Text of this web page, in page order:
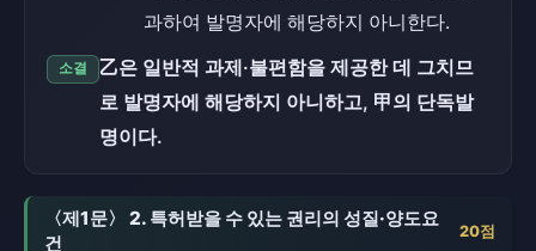
과하여 발명자에 해당하지 아니한다.
소결
乙은 일반적 과제·불편함을 제공한 데 그치므
로 발명자에 해당하지 아니하고, 甲의 단독발
명이다.
〈제1문〉 2. 특허받을 수 있는 권리의 성질·양도요
건
20점